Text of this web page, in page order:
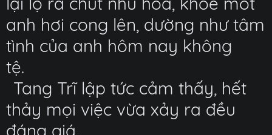
anh hơi cong lên, dường như tâm
tình của anh hôm nay không
tệ.
Tang Trĩ lập tức cảm thấy, hết
thảy mọi việc vừa xảy ra đều
đáng giá.